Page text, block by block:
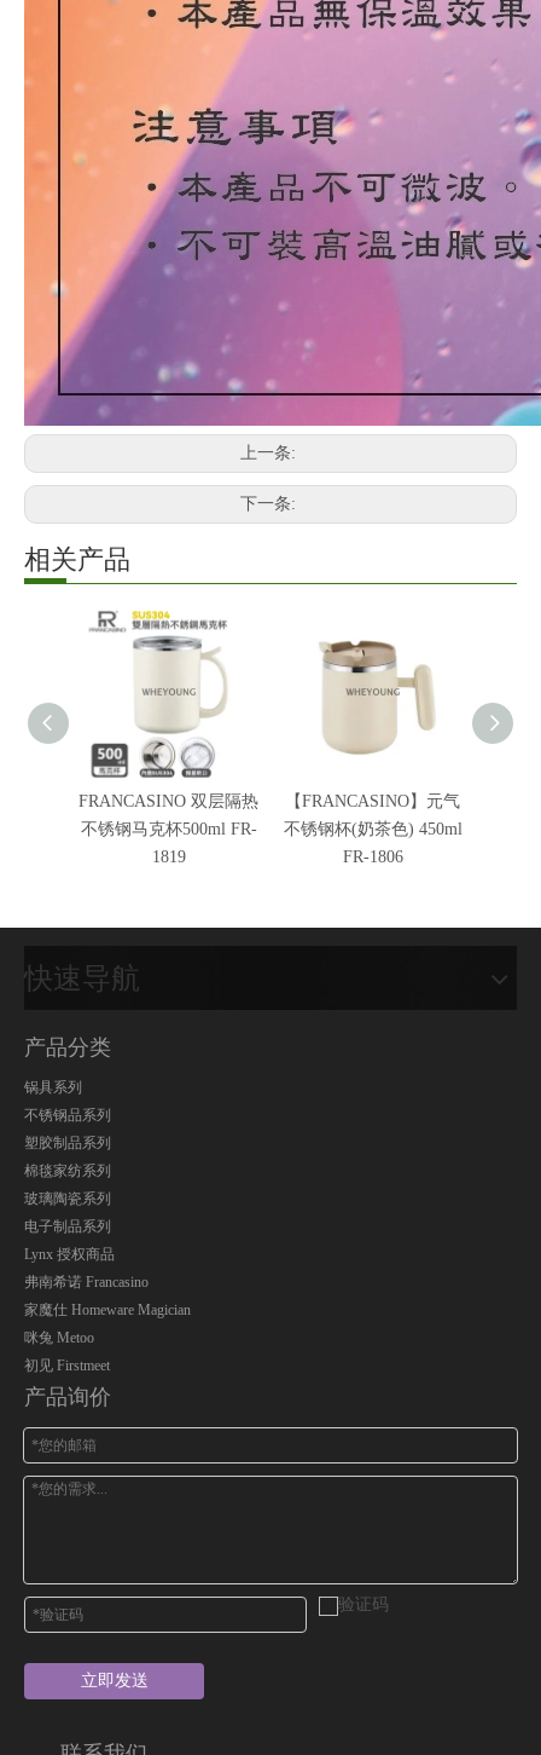
上一条:
下一条:
相关产品
FRANCASINO 双层隔热
不锈钢马克杯500ml FR-
1819
【FRANCASINO】元气
不锈钢杯(奶茶色) 450ml
FR-1806
快速导航
产品分类
锅具系列
不锈钢品系列
塑胶制品系列
棉毯家纺系列
玻璃陶瓷系列
电子制品系列
Lynx 授权商品
弗南希诺 Francasino
家魔仕 Homeware Magician
咪兔 Metoo
初见 Firstmeet
产品询价
立即发送